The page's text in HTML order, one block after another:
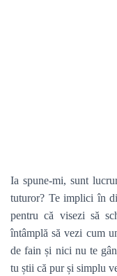
Ia spune-mi, sunt
tuturor? Te implici în
pentru că visezi să
întâmplă să vezi cum
de fain și nici nu te
tu știi că pur și simplu